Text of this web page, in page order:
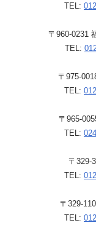
TEL:
〒960-0231
TEL:
〒975-
TEL:
〒965-
TEL:
〒329-
TEL:
〒329-
TEL: